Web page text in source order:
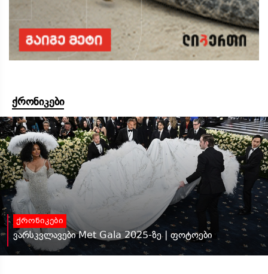
ქრონიკები
ქრონიკები
ვარსკვლავები Met Gala 2025-ზე | ფოტოები